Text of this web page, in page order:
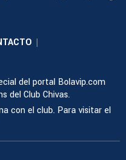
|
del portal Bolavip.com
del Club Chivas.
con el club. Para visitar el